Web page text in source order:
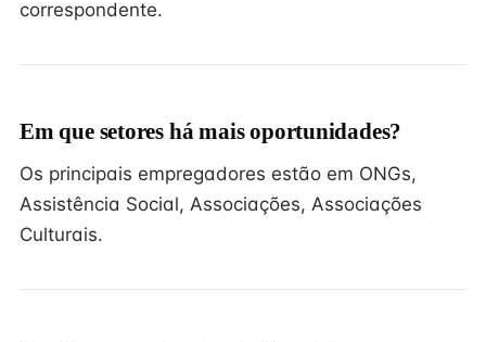
correspondente.
Em que setores há mais oportunidades?
Os principais empregadores estão em ONGs,
Assistência Social, Associações, Associações
Culturais.